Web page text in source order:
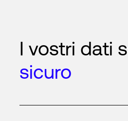
I vostri dati
sicuro